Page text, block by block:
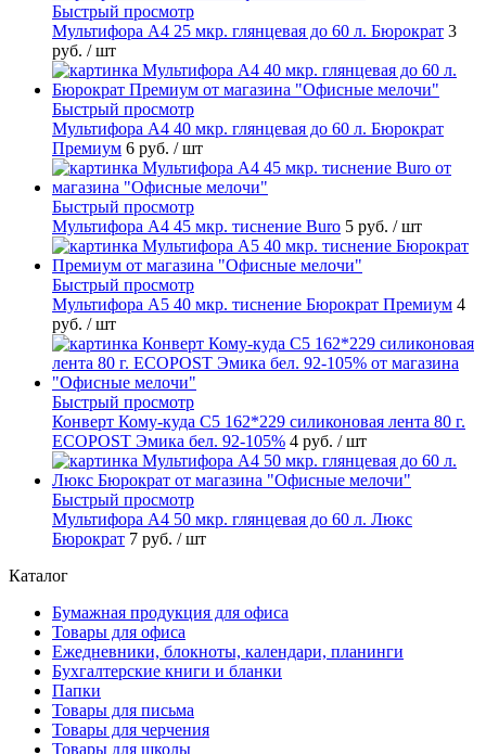
Быстрый просмотр
Мультифора А4 25 мкр. глянцевая до 60 л. Бюрократ 3
руб. / шт
Быстрый просмотр
Мультифора А4 40 мкр. глянцевая до 60 л. Бюрократ
Премиум 6 руб. / шт
Быстрый просмотр
Мультифора А4 45 мкр. тиснение Buro 5 руб. / шт
Быстрый просмотр
Мультифора А5 40 мкр. тиснение Бюрократ Премиум 4
руб. / шт
Быстрый просмотр
Конверт Кому-куда С5 162*229 силиконовая лента 80 г.
ECOPOST Эмика бел. 92-105% 4 руб. / шт
Быстрый просмотр
Мультифора А4 50 мкр. глянцевая до 60 л. Люкс
Бюрократ 7 руб. / шт
Каталог
Бумажная продукция для офиса
Товары для офиса
Ежедневники, блокноты, календари, планинги
Бухгалтерские книги и бланки
Папки
Товары для письма
Товары для черчения
Товары для школы